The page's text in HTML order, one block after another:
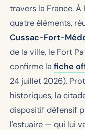
travers la France. À
quatre éléments,
Cussac-Fort-
de la ville, le Fort
confirme la fiche
24 juillet 2026).
historiques, la
dispositif défensif
l'estuaire — qui lui